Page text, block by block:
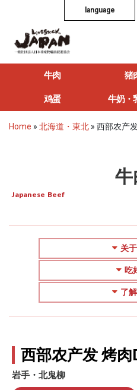
language
牛肉 猪
鸡蛋 牛奶・
Home » 北海道・東北 » 西部农产
牛
Japanese Beef
关
吃
了
西部农产发 烤肉
岩手・北鬼柳